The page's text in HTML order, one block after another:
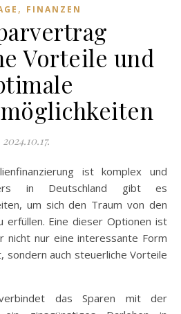
, FINANZEN
Vorteile und
2024.10.17.
in Deutschland gibt es
um sich den Traum von den
erfüllen. Eine dieser Optionen ist
nicht nur eine interessante Form
sondern auch steuerliche Vorteile
das Sparen mit der